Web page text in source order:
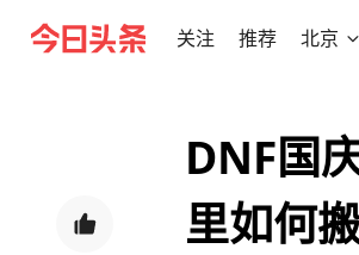
关注 推荐 北京
DNF国
里如何